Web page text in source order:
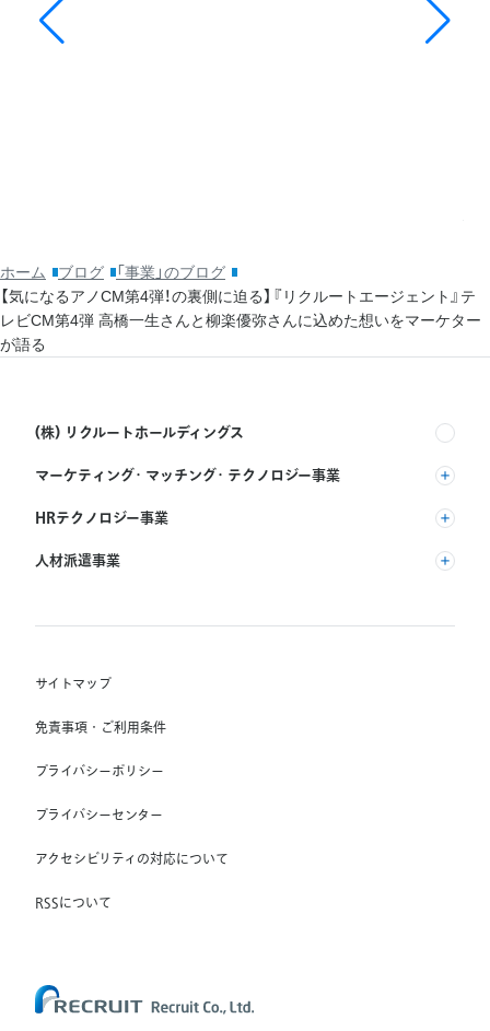
ホーム ブログ
「事業」のブログ
【気になるアノCM第4弾！の裏側に迫る】『リクルートエージェント』テ
レビCM第4弾 高橋一生さんと柳楽優弥さんに込めた想いをマーケター
が語る
(株) リクルートホールディングス
マーケティング・マッチング・テクノロジー事業
(株) リクルート
HRテクノロジー事業
(株) インディードリクルートパートナーズ
Indeed, Inc.
人材派遣事業
(株) スタッフサービス・ホールディングス
Unique NV
Staffmark Group, LLC
The CSI Companies, Inc.
サイトマップ
免責事項・ご利用条件
プライバシーポリシー
プライバシーセンター
アクセシビリティの対応について
RSSについて